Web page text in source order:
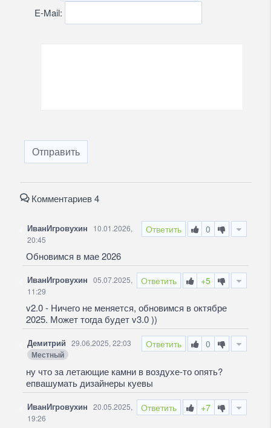
E-Mail:
Отправить
Комментариев 4
Ответить 0
ИванИгровухин
10.01.2026,
20:45
Обновимся в мае 2026
Ответить +5
ИванИгровухин 05.07.2025,
11:29
v2.0 - Ничего не меняется, обновимся в октябре
2025. Может тогда будет v3.0 ))
Ответить 0
Демитрий 29.06.2025, 22:03
Местный
ну что за летающие камни в воздухе-то опять?
епвашумать дизайнеры куевы
Ответить +7
ИванИгровухин 20.05.2025,
19:26